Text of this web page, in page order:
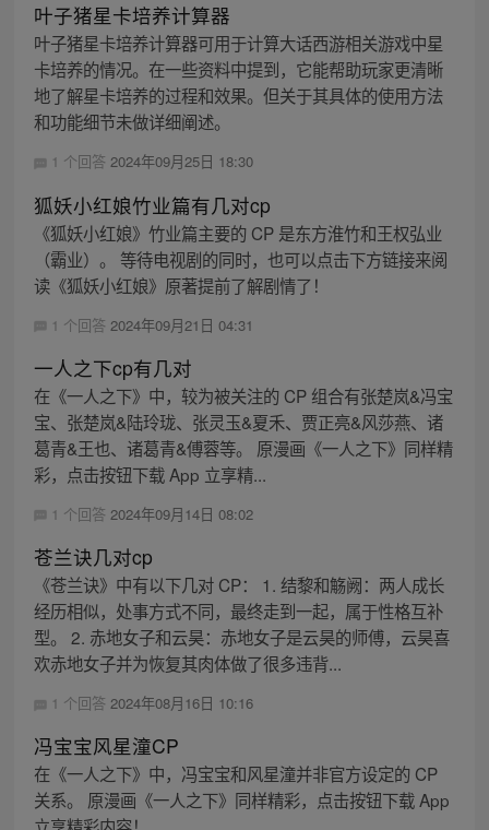
叶子猪星卡培养计算器
叶子猪星卡培养计算器可用于计算大话西游相关游戏中星
卡培养的情况。在一些资料中提到，它能帮助玩家更清晰
地了解星卡培养的过程和效果。但关于其具体的使用方法
和功能细节未做详细阐述。
1 个回答 2024年09月25日 18:30
狐妖小红娘竹业篇有几对cp
《狐妖小红娘》竹业篇主要的 CP 是东方淮竹和王权弘业
（霸业）。 等待电视剧的同时，也可以点击下方链接来阅
读《狐妖小红娘》原著提前了解剧情了！
1 个回答 2024年09月21日 04:31
一人之下cp有几对
在《一人之下》中，较为被关注的 CP 组合有张楚岚&冯宝
宝、张楚岚&陆玲珑、张灵玉&夏禾、贾正亮&风莎燕、诸
葛青&王也、诸葛青&傅蓉等。 原漫画《一人之下》同样精
彩，点击按钮下载 App 立享精...
1 个回答 2024年09月14日 08:02
苍兰诀几对cp
《苍兰诀》中有以下几对 CP： 1. 结黎和觞阙：两人成长
经历相似，处事方式不同，最终走到一起，属于性格互补
型。 2. 赤地女子和云昊：赤地女子是云昊的师傅，云昊喜
欢赤地女子并为恢复其肉体做了很多违背...
1 个回答 2024年08月16日 10:16
冯宝宝风星潼CP
在《一人之下》中，冯宝宝和风星潼并非官方设定的 CP
关系。 原漫画《一人之下》同样精彩，点击按钮下载 App